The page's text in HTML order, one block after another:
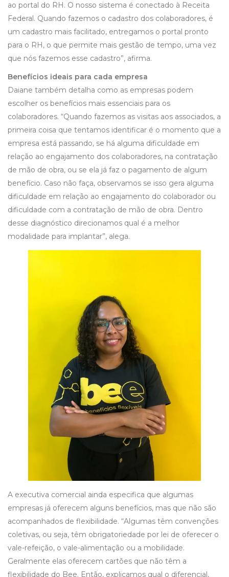
ao portal do RH. O nosso sistema é conectado à Receita
Federal. Quando fazemos o cadastro dos colaboradores, é
um cadastro mais facilitado, entregamos o portal pronto
para o RH, o que permite mais gestão de tempo, uma vez
que nós fazemos esse cadastro”, afirma.
Benefícios ideais para cada empresa
Daiane também detalha como as empresas podem
escolher os benefícios mais essenciais para os
colaboradores. “Quando fazemos as visitas aos associados, a
primeira coisa que tentamos identificar é o momento que a
empresa está passando, se há alguma dificuldade em
relação ao engajamento dos colaboradores, na contratação
de mão de obra, ou se ela já faz o pagamento de algum
benefício. Caso não faça, observamos se isso gera alguma
dificuldade em relação ao engajamento do colaborador ou
dificuldade com a contratação de mão de obra. Dentro
desse diagnóstico direcionamos qual é a melhor
modalidade para implantar”, alega.
A executiva comercial ainda especifica que algumas
empresas já oferecem alguns benefícios, mas que não são
acompanhados de flexibilidade. “Algumas têm convenções
coletivas, ou seja, têm obrigatoriedade por lei de oferecer o
vale-refeição, o vale-alimentação ou a mobilidade.
Geralmente elas oferecem cartões que não têm a
flexibilidade do Bee. Então, explicamos qual o diferencial,